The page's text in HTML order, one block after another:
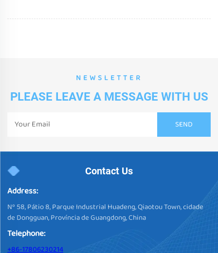
NEWSLETTER
PLEASE LEAVE A MESSAGE WITH US
Contact Us
Address:
Nº 58, Pátio 8, Parque Industrial Huadeng, Qiaotou Town, cidade
de Dongguan, Província de Guangdong, China
Telephone:
+86-17806230214